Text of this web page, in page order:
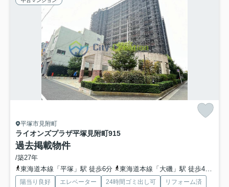
平塚市見附町
ライオンズプラザ平塚見附町915
過去掲載物件
/築27年
東海道本線「平塚」駅 徒歩6分
東海道本線「大磯」駅 徒歩47分車15分 4.3km
陽当り良好 エレベーター 24時間ゴミ出し可 リフォーム済